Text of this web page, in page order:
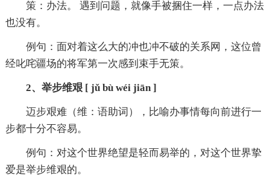
策：办法。 遇到问题，就像手被捆住一样，一点办法
也没有。
例句：面对着这么大的冲也冲不破的关系网，这位曾
经叱咤疆场的将军第一次感到束手无策。
2、举步维艰 [ jǔ bù wéi jiān ]
迈步艰难（维：语助词），比喻办事情每向前进行一
步都十分不容易。
例句：对这个世界绝望是轻而易举的，对这个世界挚
爱是举步维艰的。